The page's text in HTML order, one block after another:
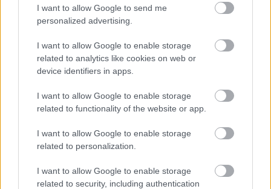
I want to allow Google to send me
personalized advertising.
I want to allow Google to enable storage
related to analytics like cookies on web or
device identifiers in apps.
I want to allow Google to enable storage
related to functionality of the website or app.
I want to allow Google to enable storage
related to personalization.
I want to allow Google to enable storage
related to security, including authentication
Idén is PajTáska, egy táskányi segítség a paksi
iskolakezdéshez